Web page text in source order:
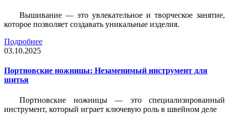
Вышивание — это увлекательное и творческое занятие,
которое позволяет создавать уникальные изделия.
Подробнее
03.10.2025
Портновские ножницы: Незаменимый инструмент для
шитья
Портновские ножницы — это специализированный
инструмент, который играет ключевую роль в швейном деле